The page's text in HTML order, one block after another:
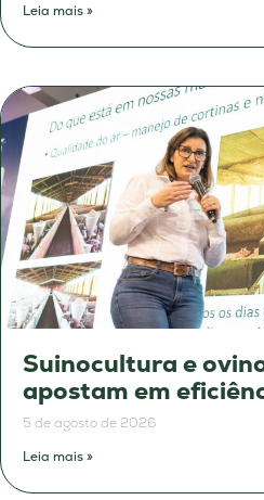
Leia mais »
Suinocultura e
apostam em
5 de agosto de 2026
Leia mais »